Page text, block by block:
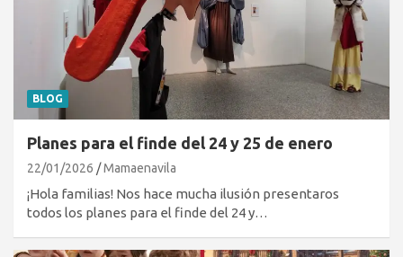
BLOG
Planes para el finde del 24 y 25 de enero
22/01/2026 Mamaenavila
¡Hola familias! Nos hace mucha ilusión presentaros
todos los planes para el finde del 24 y…